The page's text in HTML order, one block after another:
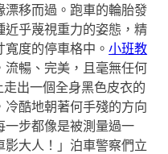
漂移而過。跑車的輪胎發
近乎蔑視重力的姿態，精
寬度的停車格中。小班教
暢、完美，且毫無任何
出一個全身黑色皮衣的
酷地朝著何手殘的方向
一步都像是被測量過一
大人！」泊車警察們立